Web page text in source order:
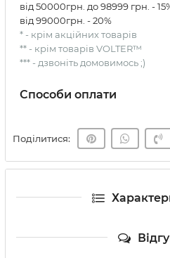
від 50000грн. до 98999 грн. -
від 99000грн. - 20%
* - крім акційних товарів
** - крім товарів VOLTER™
*** - дзвоніть домовимось ;)
Способи оплати
Поділитися: